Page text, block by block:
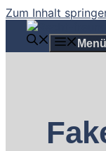
Zum Inhalt
Menü